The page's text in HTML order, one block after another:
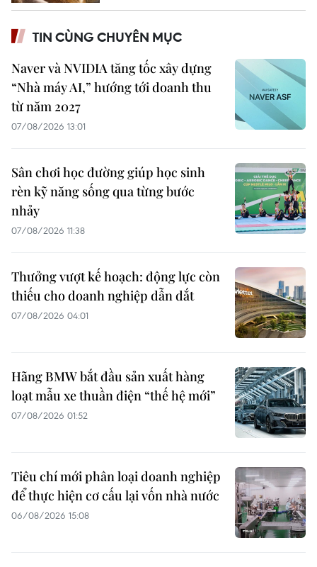
TIN CÙNG CHUYÊN MỤC
Naver và NVIDIA tăng tốc xây dựng
“Nhà máy AI,” hướng tới doanh thu
từ năm 2027
07/08/2026 13:01
Sân chơi học đường giúp học sinh
rèn kỹ năng sống qua từng bước
nhảy
07/08/2026 11:38
Thưởng vượt kế hoạch: động lực còn
thiếu cho doanh nghiệp dẫn dắt
07/08/2026 04:01
Hãng BMW bắt đầu sản xuất hàng
loạt mẫu xe thuần điện “thế hệ mới”
07/08/2026 01:52
Tiêu chí mới phân loại doanh nghiệp
để thực hiện cơ cấu lại vốn nhà nước
06/08/2026 15:08